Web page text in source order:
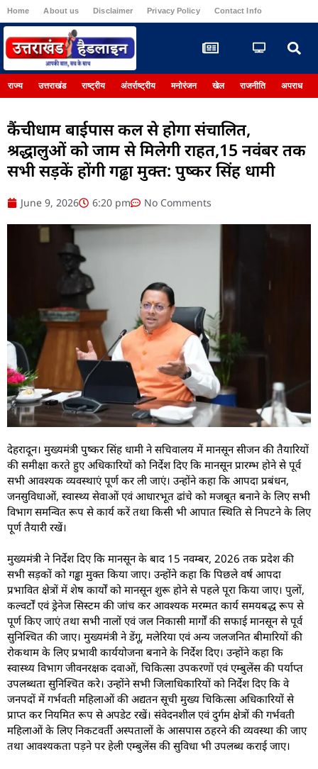
Home About us Disclaimer Privacy Policy Contact Info
राज्य उत्तराखंड राष्ट्रीय अंतर्राष्ट्रीय मनोरंजन खेल राजनीति अपराध
कैंचीधाम बाईपास कल से होगा संचालित,
श्रद्धालुओं को जाम से मिलेगी राहत,15 नवंबर तक
सभी सड़कें होंगी गढ्ढा मुक्त: पुष्कर सिंह धामी
June 9, 2026 6:20 pm No Comments
देहरादून। मुख्यमंत्री पुष्कर सिंह धामी ने सचिवालय में मानसून सीजन की तैयारियों
की समीक्षा करते हुए अधिकारियों को निर्देश दिए कि मानसून प्रारम्भ होने से पूर्व
सभी आवश्यक व्यवस्थाएं पूर्ण कर ली जाएं। उन्होंने कहा कि आपदा प्रबंधन,
जनसुविधाओं, स्वास्थ्य सेवाओं एवं आधारभूत ढांचे को मजबूत बनाने के लिए सभी
विभाग समन्वित रूप से कार्य करें तथा किसी भी आपात स्थिति से निपटने के लिए
पूर्ण तैयारी रखें।
मुख्यमंत्री ने निर्देश दिए कि मानसून के बाद 15 नवम्बर, 2026 तक प्रदेश की
सभी सड़कों को गड्ढा मुक्त किया जाए। उन्होंने कहा कि पिछले वर्ष आपदा
प्रभावित क्षेत्रों में शेष कार्यों को मानसून शुरू होने से पहले पूरा किया जाए। पुलों,
कल्वर्टों एवं ड्रेनेज सिस्टम की जांच कर आवश्यक मरम्मत कार्य समयबद्ध रूप से
पूर्ण किए जाएं तथा सभी नालों एवं जल निकासी मार्गों की सफाई मानसून से पूर्व
सुनिश्चित की जाए। मुख्यमंत्री ने डेंगू, मलेरिया एवं अन्य जलजनित बीमारियों की
रोकथाम के लिए प्रभावी कार्ययोजना बनाने के निर्देश दिए। उन्होंने कहा कि
स्वास्थ्य विभाग जीवनरक्षक दवाओं, चिकित्सा उपकरणों एवं एम्बुलेंस की पर्याप्त
उपलब्धता सुनिश्चित करे। उन्होंने सभी जिलाधिकारियों को निर्देश दिए कि वे
जनपदों में गर्भवती महिलाओं की अद्यतन सूची मुख्य चिकित्सा अधिकारियों से
प्राप्त कर नियमित रूप से अपडेट रखें। संवेदनशील एवं दुर्गम क्षेत्रों की गर्भवती
महिलाओं के लिए निकटवर्ती अस्पतालों के आसपास ठहरने की व्यवस्था की जाए
तथा आवश्यकता पड़ने पर हेली एम्बुलेंस की सुविधा भी उपलब्ध कराई जाए।